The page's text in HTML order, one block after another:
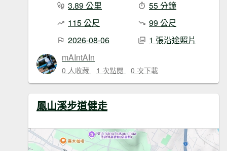
3.89 公里
55 分鐘
115 公尺
99 公尺
2026-08-06
1 張沿途照片
mAIntAIn
0 人收藏 1 次點閱 0 次下載
鳳山溪步道健走